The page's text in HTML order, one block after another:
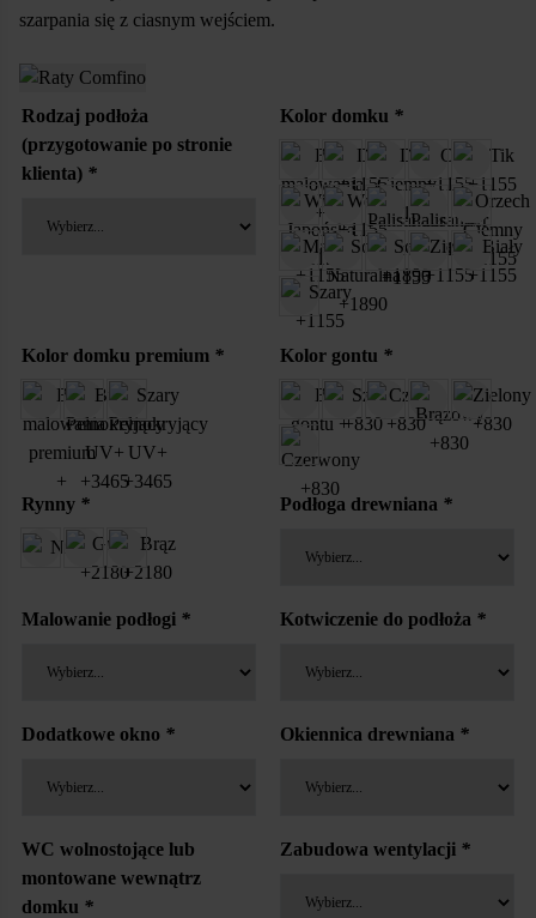
szarpania się z ciasnym wejściem.
Rodzaj podłoża
(przygotowanie po stronie
klienta) *
Kolor domku *
Kolor domku premium * Kolor gontu *
Rynny * Podłoga drewniana *
Malowanie podłogi * Kotwiczenie do podłoża *
Dodatkowe okno * Okiennica drewniana *
WC wolnostojące lub
montowane wewnątrz
domku *
Zabudowa wentylacji *